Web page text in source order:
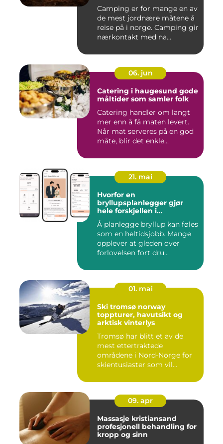
Camping er for mange en av
de mest jordnære måtene å
reise på i norge. Camping gir
nærkontakt med na...
06. jun
Catering i haugesund gode
måltider som samler folk
Catering handler om langt
mer enn å få maten levert.
Når mat serveres på en god
måte, blir det enkle...
21. mai
Hvorfor en
bryllupsplanlegger gjør
hele forskjellen i
bryllupsplanleggingen
Å planlegge bryllup kan føles
som en heltidsjobb. Mange
opplever at gleden over
forlovelsen fort dru...
01. mai
Ski tromsø norway
toppturer, havutsikt og
arktisk vinterlys
Tromsø har blitt et av de
mest ettertraktede
områdene i Nord-Norge for
skientusiaster som vil
09. apr
Massasje kristiansand
profesjonell behandling for
kropp og sinn